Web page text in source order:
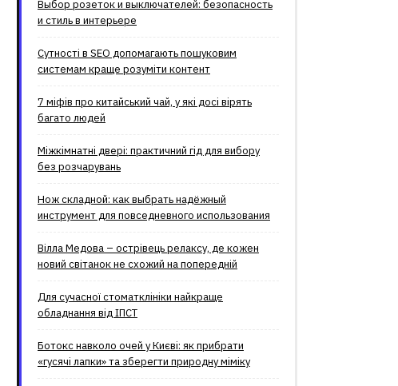
Выбор розеток и выключателей: безопасность
и стиль в интерьере
Сутності в SEO допомагають пошуковим
системам краще розуміти контент
7 міфів про китайський чай, у які досі вірять
багато людей
Міжкімнатні двері: практичний гід для вибору
без розчарувань
Нож складной: как выбрать надёжный
инструмент для повседневного использования
Вілла Медова – острівець релаксу, де кожен
новий світанок не схожий на попередній
Для сучасної стоматклініки найкраще
обладнання від ІПСТ
Ботокс навколо очей у Києві: як прибрати
«гусячі лапки» та зберегти природну міміку